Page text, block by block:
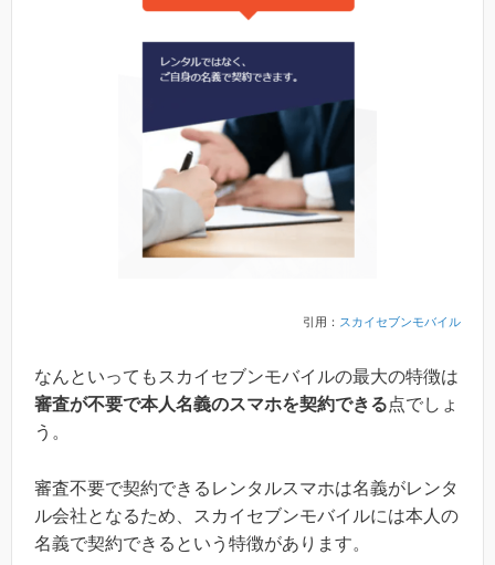
引用： スカイセブンモバイル
なんといってもスカイセブンモバイルの最大の特徴は
審査が不要で本人名義のスマホを契約できる点でしょ
う。
審査不要で契約できるレンタルスマホは名義がレンタ
ル会社となるため、スカイセブンモバイルには本人の
名義で契約できるという特徴があります。